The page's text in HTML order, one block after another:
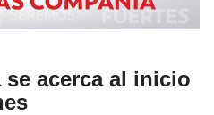
acerca al inicio